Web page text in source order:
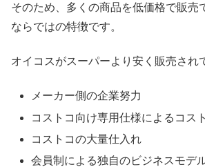
そのため、多くの商品を低価格で販売
ならではの特徴です。
オイコスがスーパーより安く販売され
メーカー側の企業努力
コストコ向け専用仕様によるコス
コストコの大量仕入れ
会員制による独自のビジネスモデ